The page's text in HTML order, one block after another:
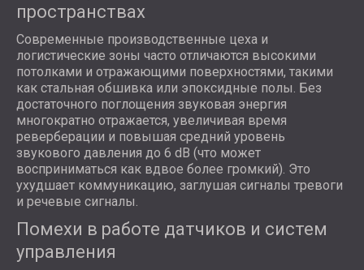
пространствах
Современные производственные цеха и
логистические зоны часто отличаются высокими
потолками и отражающими поверхностями, такими
как стальная обшивка или эпоксидные полы. Без
достаточного поглощения звуковая энергия
многократно отражается, увеличивая время
реверберации и повышая средний уровень
звукового давления до 6 dB (что может
восприниматься как вдвое более громкий). Это
ухудшает коммуникацию, заглушая сигналы тревоги
и речевые сигналы.
Помехи в работе датчиков и систем
управления